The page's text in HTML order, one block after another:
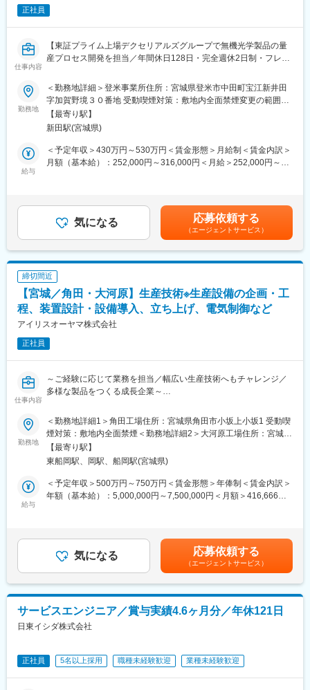
正社員
仕事内容
【東証プライム上場デクセリアルズグループで無機光学製品の量
産プロセス開発を担当／年間休日128日・完全週休2日制・フレッ
当社が扱う無機光学製品（偏光板・波長板・拡散板等）のプロセ
ス開発・設計エンジニアとして、量産プロセス開発や設計、製造
サポート業務をお任せします。
■業務内容：
◎無機光学製品（偏光板・波長板・拡散板）の量産プロセス開
規生産設備の導入・立上げ、4M変更対応、標準書・QC工程表な
ど各種技術ドキュメントの作成・改訂
◎製造支援・品質改善 生産品質・設備トラブルの原因調査・対
■入社後：
まずは業務システムの操作や社内業務フローを学び、担当プロセ
スのオペレーション、製品技術に関する知識を習得。指導者によ
るOJTを通じて業務経験を積み、段階的に業務の幅を広げていた
AIの広がりによって急成長しているデータセンター向け光半導体
を中心に事業を拡大しています。グループで成長領域に位置づけ
採用されるなど、確かな実績を積み重ねています。
また、次世代の高速・大容量通信を支える光電融合技術や
CPO（Co-Packaged Optics）といった先端技術にも積極的に取り
組み、グループ全体で生産能力の強化も進行中です。
生かし、私たちは「光で支える未来」を一緒につくる仲間を求め
ています。
を筆頭とするデクセリアルズグループにおいてフォトニクス領域
の成長をリードするために、「デクセリアルズフォトニクスソリ
ューションズ株式会社（以下DXPS）」として2024年4月から新会
光半導体とマイクロデバイスの進化を推し進めながら、これらの
技術を掛け合わせたフォトニクスソリューションの開発を推進し
ます。
勤務地
＜勤務地詳細＞登米事業所住所：宮城県登米市中田町宝江新井田
字加賀野境３０番地 受動喫煙対策：敷地内全面禁煙変更の範囲：
会社の定める事業所
【最寄り駅】
新田駅(宮城県)
給与
＜予定年収＞430万円～530万円＜賃金形態＞月給制＜賃金内訳＞
月額（基本給）：252,000円～316,000円＜月給＞252,000円～
気になる 応募依頼する
（エージェントサービス）
締切間近
【宮城／角田・大河原】生産技術※生産設備の企画・工
程、装置設計・設備導入、立ち上げ、電気制御など
アイリスオーヤマ株式会社
正社員
仕事内容
～ご経験に応じて業務を担当／幅広い生産技術へもチャレンジ／
多様な製品をつくる成長企業～
■概要：
◇国内工場の生産性向上に向けて、生産技術領域を担当いただき
ます。
◇新規ライン構築から既存設備の改善まで、工場全体を横断的に
取り組んでいただくポジションです。
■具体的には
◇新製品量産に向けた生産計画立案・投資計画作成
◇建屋・設備レイアウト設計、ユーティリティ計画策定
◇品質要求に基づく工程内品質設計（検査工程・治具設計含む）
◇2Dや3DCADを用いた機構・構造設計、治具設計
◇メーカー選定、仕様書作成、発注・稟議手続
◇詳細仕様確認、図面チェック、試作立ち上げ支援
◇出荷前検収、据付・調整、試運転の立ち会い
勤務地
＜勤務地詳細1＞角田工場住所：宮城県角田市小坂上小坂1 受動喫
煙対策：敷地内全面禁煙＜勤務地詳細2＞大河原工場住所：宮城県
柴田郡大河原町金ヶ瀬川根 受動喫煙対策：屋内全面禁煙変更の範
囲：会社の定める事業所
【最寄り駅】
東船岡駅、岡駅、船岡駅(宮城県)
給与
＜予定年収＞500万円～750万円＜賃金形態＞年俸制＜賃金内訳＞
年額（基本給）：5,000,000円～7,500,000円＜月額＞416,666円
可能性があります。月給(月額)は固定手当を含めた表記です。
気になる 応募依頼する
（エージェントサービス）
サービスエンジニア／賞与実績4.6ヶ月分／年休121日
日東イシダ株式会社
正社員 5名以上採用 職種未経験歓迎 業種未経験歓迎